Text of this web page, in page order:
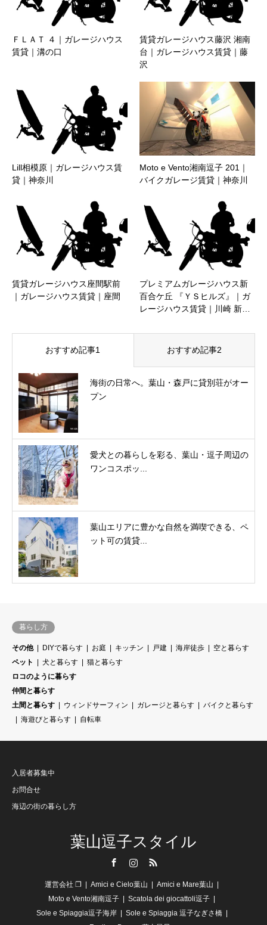
ＦＬＡＴ ４｜ガレージハウス
賃貸｜溝の口
賃貸ガレージハウス藤沢 湘南
台｜ガレージハウス賃貸｜藤
沢
Lill相模原｜ガレージハウス賃
貸｜神奈川
Moto e Vento湘南逗子 201｜
バイクガレージ賃貸｜神奈川
賃貸ガレージハウス座間駅前
｜ガレージハウス賃貸｜座間
プレミアムガレージハウス新
百合ケ丘 『ＹＳヒルズ』｜ガ
レージハウス賃貸｜川崎 新…
おすすめ記事1 おすすめ記事2
海街の日常へ。葉山・森戸に貸別荘がオー
プン
愛犬との暮らしを彩る、葉山・逗子周辺の
ワンコスポッ...
葉山エリアに豊かな自然を満喫できる、ペ
ット可の賃貸...
暮らし方
その他 DIYで暮らす お庭 キッチン 戸建 海岸徒歩
空と暮らす
ペット
犬と暮らす
猫と暮らす
ロコのように暮らす
仲間と暮らす
土間と暮らす
ウィンドサーフィン ガレージと暮らす
バイクと暮らす
海遊びと暮らす
自転車
入居者募集中
お問合せ
海辺の街の暮らし方
葉山逗子スタイル
運営会社 ❐ Amici e Cielo葉山
Amici e Mare葉山
Moto e Vento湘南逗子
Scatola dei giocattoli逗子
Sole e Spiaggia逗子海岸
Sole e Spiaggia 逗子なぎさ橋